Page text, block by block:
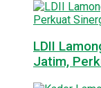
LDII
Jatim,